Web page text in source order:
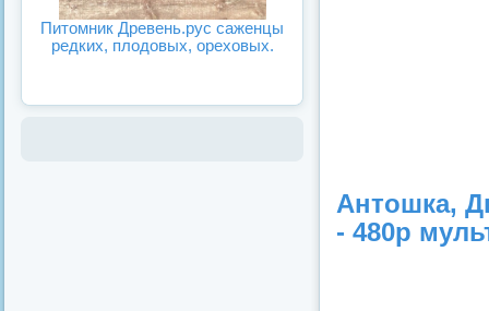
Антошка,
- 480p
Питомник Древень.рус саженцы
редких, плодовых, ореховых.